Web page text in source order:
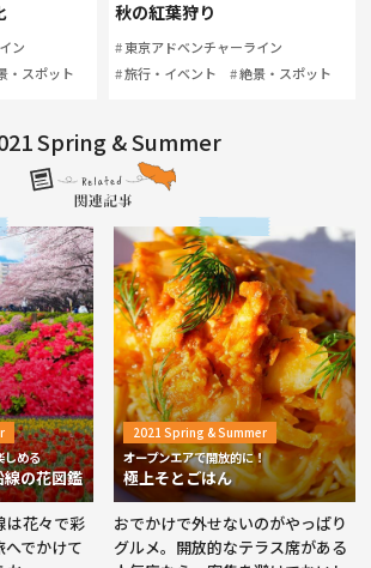
ン
・スポット
秋の紅葉狩り
東京アドベンチャーライン
旅行・イベント
絶景・スポット
Spring & Summer
しめる
の花図鑑
は花々で彩
へでかけて
2021 Spring & Summer
オープンエアで開放的に！
極上そとごはん
おでかけで外せないのがやっぱり
グルメ。開放的なテラス席がある